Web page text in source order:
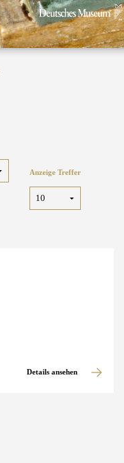
Anzeige Treffer
Details ansehen